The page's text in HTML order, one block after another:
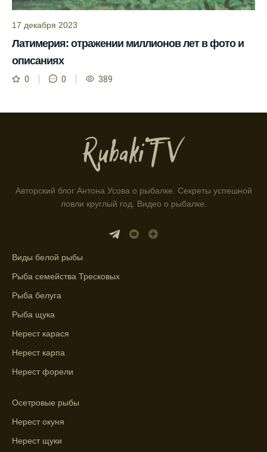
помогает планировать рыбалку в разные
месяцы.
Инструкция по подготовке к рыбалке
учитывает прогноз клева.
Благодаря фазам луны, я всегда могу
ловли.
Способ предсказать клев рыбы включает в
себя анализ фаз луны и погоды.
Прогноз клева на зимой помогает выбрать
приложении помогает выбрать наилучшие
Прогноз клева учитывает влияние лунных
рыбы.
ближайшие дни с прогнозом клева.
График клева рыбы зависит от фаз луны и
погоды.
ловли в разных водоемах, опираясь на
прогноз клева.
Зависимость активности рыбы от
17 декабря 2023
Латимерия: отражении миллионов лет в фото и
описаниях
0 0 389
Авторский блог Антона Усова о рыбалке. Секреты успешной
ловли круглый год. Видео о рыбалке.
Виды белой рыбы
Рыба семейства Тресковых
Рыба белуга
Рыба щука
Нерест карася
Нерест карпа
Нерест форели
Осетровые рыбы
Нерест окуня
Нерест щуки